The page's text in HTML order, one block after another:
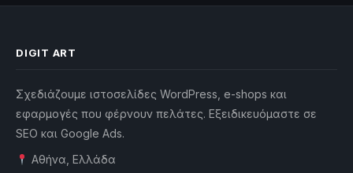
DIGIT ART
Σχεδιάζουμε ιστοσελίδες WordPress, e-shops και
εφαρμογές που φέρνουν πελάτες. Εξειδικευόμαστε σε
SEO και Google Ads.
Αθήνα, Ελλάδα